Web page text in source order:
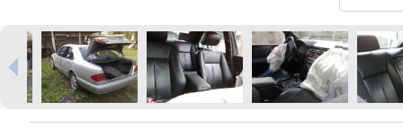
Izdrukas 1h laikā Rīgā – pasūtiet
tiešsaistē
Dažādi formāti un papīra veidi